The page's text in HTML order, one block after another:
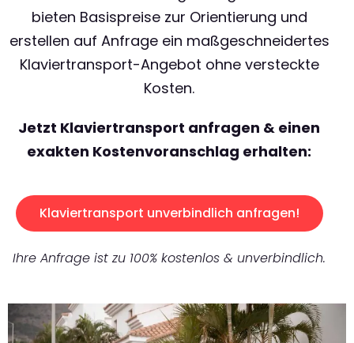
bieten Basispreise zur Orientierung und
erstellen auf Anfrage ein maßgeschneidertes
Klaviertransport-Angebot ohne versteckte
Kosten.
Jetzt Klaviertransport anfragen & einen
exakten Kostenvoranschlag erhalten:
Klaviertransport unverbindlich anfragen!
Ihre Anfrage ist zu 100% kostenlos & unverbindlich.